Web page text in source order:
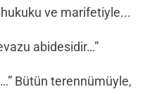
ve marifetiyle...
abidesidir…”
Bütün terennümüyle,